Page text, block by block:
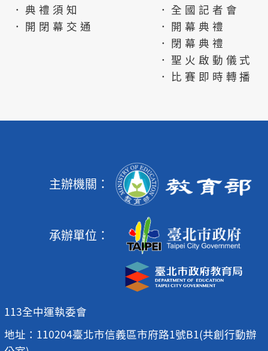
．典禮須知
．開閉幕交通
．全國記者會
．開幕典禮
．閉幕典禮
．聖火啟動儀式
．比賽即時轉播
主辦機關：
承辦單位：
113全中運執委會
地址：110204臺北市信義區市府路1號B1(共創行動辦